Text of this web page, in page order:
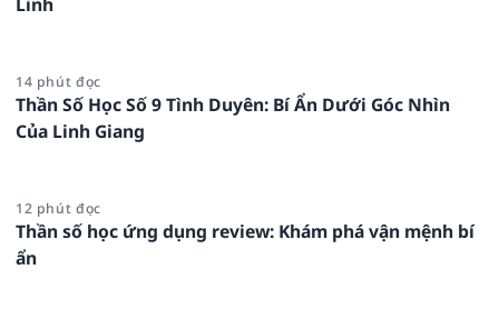
14 phút đọc
Thần Số Học Số 9 Tình Duyên: Bí Ẩn Dưới Góc Nhìn
Của Linh Giang
12 phút đọc
Thần số học ứng dụng review: Khám phá vận mệnh bí
ẩn